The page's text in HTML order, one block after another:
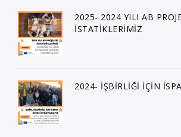
2025- 2024 YILI AB
İSTATİKLERİMİZ
2024- İŞBİRLİĞİ İÇİN